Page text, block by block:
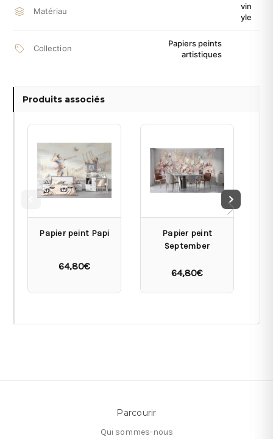
Matériau
vin
yle
Collection
Papiers peints
artistiques
Produits associés
Papier peint Papi
64,80€
Papier peint
September
64,80€
Parcourir
Qui sommes-nous